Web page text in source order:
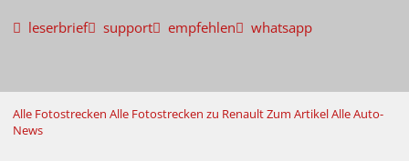
leserbrief support empfehlen whatsapp
Alle Fotostrecken Alle Fotostrecken zu RenaultZum ArtikelAlle Auto-
News